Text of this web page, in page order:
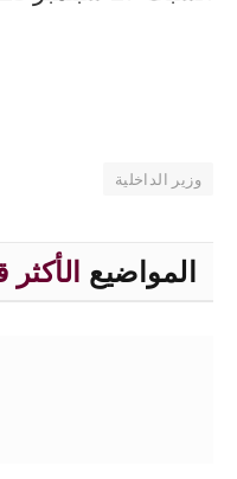
وزير الداخلية
المواضيع